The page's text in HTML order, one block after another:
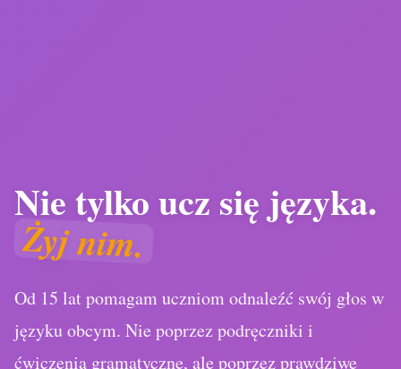
Szkoła Językowa
Od 15 lat pomagam uczniom odnaleźć swój głos w
języku obcym. Nie poprzez podręczniki i
ćwiczenia gramatyczne, ale poprzez prawdziwe
rozmowy, które są dla nich ważne.